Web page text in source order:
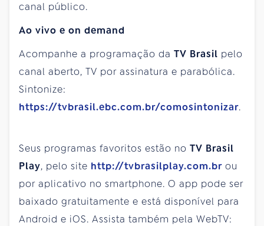
canal público.
Ao vivo e on demand
Acompanhe a programação da TV Brasil pelo
canal aberto, TV por assinatura e parabólica.
Sintonize:
https://tvbrasil.ebc.com.br/comosintonizar.
Seus programas favoritos estão no TV Brasil
Play, pelo site http://tvbrasilplay.com.br ou
por aplicativo no smartphone. O app pode ser
baixado gratuitamente e está disponível para
Android e iOS. Assista também pela WebTV: